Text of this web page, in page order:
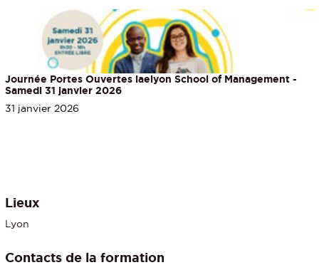
Journée Portes Ouvertes iaelyon School of Management -
Samedi 31 janvier 2026
31 janvier 2026
Lieux
Lyon
Contacts de la formation